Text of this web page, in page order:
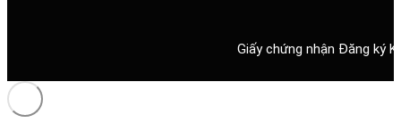
Giấy chứng nhận Đăng ký